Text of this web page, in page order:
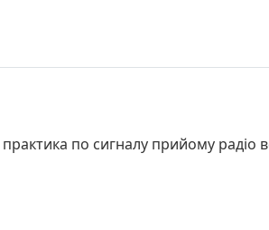
по сигналу прийому радіо